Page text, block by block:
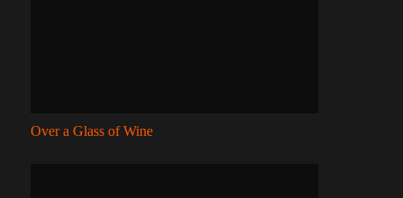
Over a Glass of Wine